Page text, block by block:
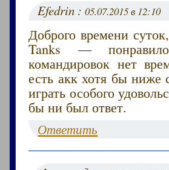
Efedrin :05.07.2015 в 12:10
Доброго времени
Tanks —
командировок нет
есть акк хотя бы ниже
играть особого
бы ни был ответ.
Ответить